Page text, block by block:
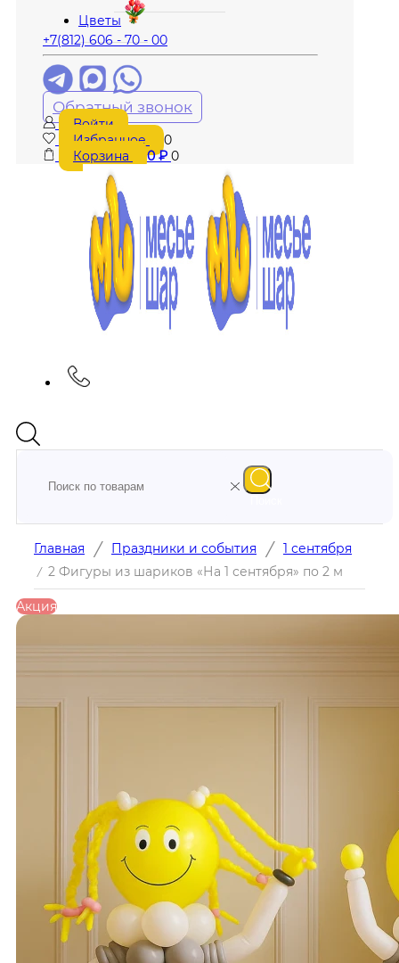
Цветы
+7(812) 606 - 70 - 00
Обратный звонок
Войти
Избранное
0
Корзина
0₽ 0
Главная / Праздники и события / 1 сентября
/ 2 Фигуры из шариков «На 1 сентября» по 2 м
Акция